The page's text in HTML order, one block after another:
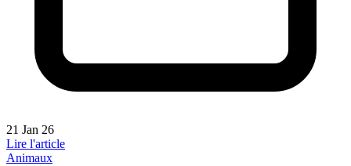
21 Jan 26
Lire l'article
Animaux